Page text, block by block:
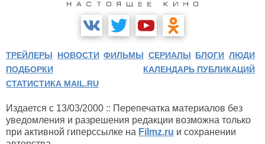
ТРЕЙЛЕРЫ НОВОСТИ ФИЛЬМЫ СЕРИАЛЫ БЛОГИ ЛЮДИ
ПОДБОРКИ
КАЛЕНДАРЬ ПУБЛИКАЦИЙ
СТАТИСТИКА MAIL.RU
Издается с 13/03/2000 :: Перепечатка материалов без
уведомления и разрешения редакции возможна только
при активной гиперссылке на Filmz.ru и сохранении